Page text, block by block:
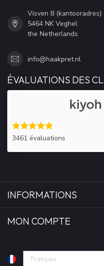
Visven 8 (kantooradres)
5464 NK Veghel
the Netherlands
info@haakpret.nl
ÉVALUATIONS DES
3461 évaluations
INFORMATIONS
MON COMPTE